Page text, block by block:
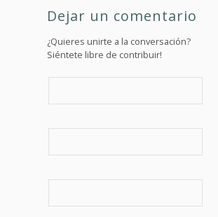
Dejar un comentario
¿Quieres unirte a la conversación?
Siéntete libre de contribuir!